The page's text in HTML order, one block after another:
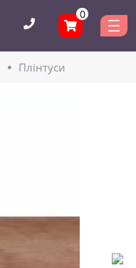
0
Плінтуси